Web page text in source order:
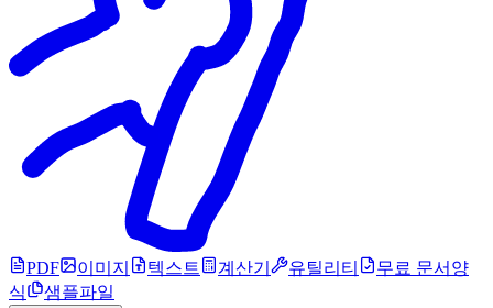
PDF 이미지 텍스트 계산기 유틸리티
무료 문서양
식
샘플파일